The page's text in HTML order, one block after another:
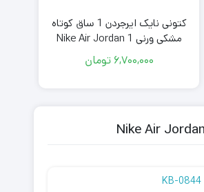
کتونی نایک ایرجردن 1 ساق کوتاه
مشکی ورنی Nike Air Jordan 1
Low Black Space Jam
6,700,000 تومان
KB-0844